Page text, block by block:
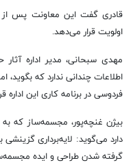
قادری گفت این معاونت پس از
اولویت قرار می‌دهد.
مهدی سبحانی، مدیر اداره
اطلاعات چندانی ندارد که
فردوسی در برنامه کاری این اداره
بیژن غنچه‌پور، مجسمه‌ساز که
دارد می‌گوید: لایه‌برداری
گرفته شدن طراحی و ایده